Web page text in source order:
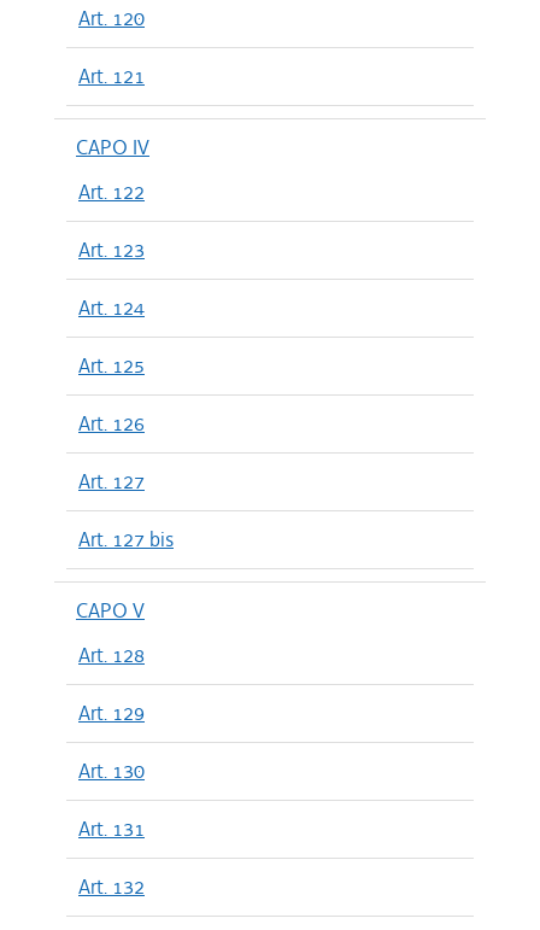
Art. 120
Art. 121
CAPO IV
Art. 122
Art. 123
Art. 124
Art. 125
Art. 126
Art. 127
Art. 127 bis
CAPO V
Art. 128
Art. 129
Art. 130
Art. 131
Art. 132